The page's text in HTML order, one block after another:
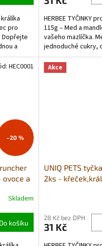
králíka
pro
Dopřejte
a
HERBEE TYČINKY
115g – Med a
vašeho mazlíčka.
jednoduché cukry,
poskytuje rychlý
–20 %
a
Skladem
Do košíku
HEC0001 Akce
UNIQ PETS
2ks -
28 Kč bez DPH
31 Kč